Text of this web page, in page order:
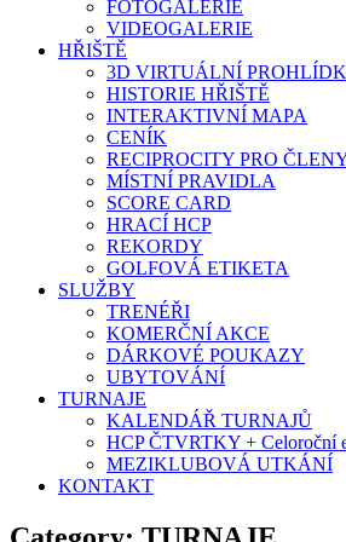
FOTOGALERIE
VIDEOGALERIE
HŘIŠTĚ
3D VIRTUÁLNÍ
HISTORIE HŘIŠTĚ
INTERAKTIVNÍ MAPA
CENÍK
RECIPROCITY PRO
MÍSTNÍ PRAVIDLA
SCORE CARD
HRACÍ HCP
REKORDY
GOLFOVÁ ETIKETA
SLUŽBY
TRENÉŘI
KOMERČNÍ AKCE
DÁRKOVÉ POUKAZY
UBYTOVÁNÍ
TURNAJE
KALENDÁŘ TURNAJŮ
HCP ČTVRTKY + Celoroční
MEZIKLUBOVÁ UTKÁNÍ
KONTAKT